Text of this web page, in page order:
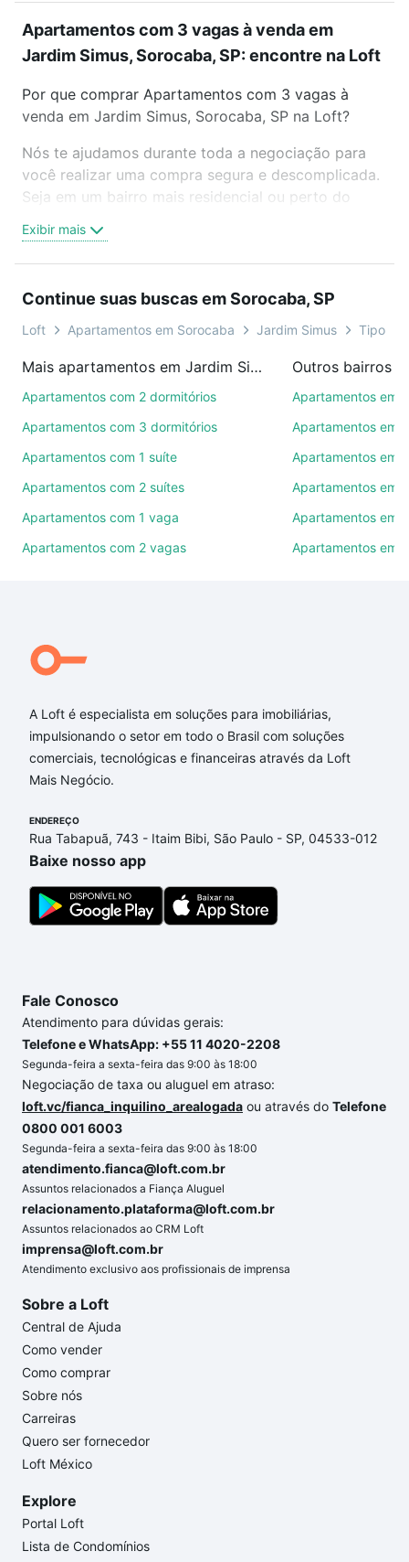
Apartamentos com 3 vagas à venda em
Jardim Simus, Sorocaba, SP: encontre na Loft
Por que comprar Apartamentos com 3 vagas à
venda em Jardim Simus, Sorocaba, SP na Loft?
Nós te ajudamos durante toda a negociação para
você realizar uma compra segura e descomplicada.
Seja em um bairro mais residencial ou perto do
oferta ideal de Apartamentos com 3 vagas à venda
em Jardim Simus, Sorocaba, SP para conquistar seu
videochamada, é grátis, sem compromisso e você
ainda conta com mais de 46 mil corretores e
de imóveis.
Como escolher um imóvel?
ruas, bairros e até condomínios favoritos. Você
também pode usar os filtros como quantidade de
quartos, suítes, com ou sem vaga de garagem para
comodidades, como piscina, academia, salão de
Qual o preço de Apartamentos com 3 vagas à
venda em Jardim Simus, Sorocaba, SP?
Aqui na Loft temos a oferta ideal para você, com
Apartamentos com 3 vagas à venda em Jardim
Simus, Sorocaba, SP que custam a partir de R$ 0 e
com nossas opções de financiamento imobiliário as
ainda tem alguma dúvida dos custos envolvidos no
processo de compra, veja em nosso portal quanto
custa comprar um apartamento
gente para comprar o imóvel dos seus sonhos com
segurança e conforto. Loft, com você até as
Exibir mais
Continue suas buscas em Sorocaba, SP
Loft Apartamentos em Sorocaba Jardim Simus Tipo
Mais apartamentos em Jardim Simus
Apartamentos com 2 dormitórios
Apartamentos com 3 dormitórios
Apartamentos com 1 suíte
Apartamentos com 2 suítes
Apartamentos com 1 vaga
Apartamentos com 2 vagas
Outros bairros
Apartamentos em
Apartamentos em
Apartamentos em
Apartamentos em
Apartamentos em
Apartamentos em
A Loft é especialista em soluções para imobiliárias,
impulsionando o setor em todo o Brasil com soluções
comerciais, tecnológicas e financeiras através da Loft
Mais Negócio.
ENDEREÇO
Rua Tabapuã, 743 - Itaim Bibi, São Paulo - SP, 04533-012
Baixe nosso app
Fale Conosco
Atendimento para dúvidas gerais:
Telefone e WhatsApp: +55 11 4020-2208
Segunda-feira a sexta-feira das 9:00 às 18:00
Negociação de taxa ou aluguel em atraso:
loft.vc/fianca_inquilino_arealogada ou através do Telefone
0800 001 6003
Segunda-feira a sexta-feira das 9:00 às 18:00
atendimento.fianca@loft.com.br
Assuntos relacionados a Fiança Aluguel
relacionamento.plataforma@loft.com.br
Assuntos relacionados ao CRM Loft
imprensa@loft.com.br
Atendimento exclusivo aos profissionais de imprensa
Sobre a Loft
Central de Ajuda
Como vender
Como comprar
Sobre nós
Carreiras
Quero ser fornecedor
Loft México
Explore
Portal Loft
Lista de Condomínios